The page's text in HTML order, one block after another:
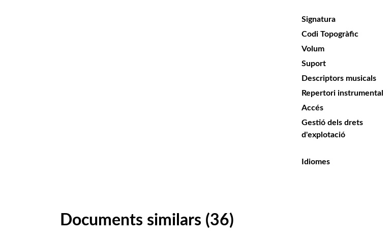
Signatura
Codi Topogràfic
Volum
Suport
Descriptors musicals
Repertori instrumental
Accés
Gestió dels drets
d'explotació
Idiomes
Documents similars (36)